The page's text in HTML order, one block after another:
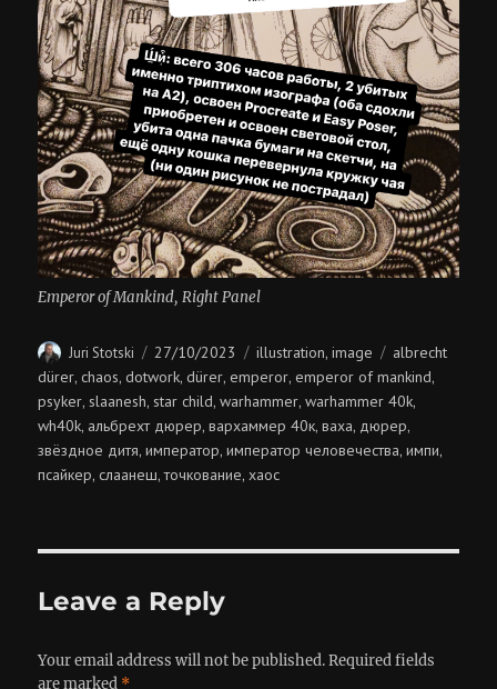
Emperor of Mankind, Right Panel
Author
Juri Stotski
Posted
on
27/10/2023 Categories
illustration,image Tags
albrecht
dürer,chaos,dotwork,dürer,emperor,emperor of mankind,
psyker,slaanesh,star child,warhammer,warhammer 40k,
wh40k, альбрехт дюрер,вархаммер 40к,ваха, дюрер,
звёздное дитя,император,император человечества,импи,
псайкер,слаанеш,точкование,хаос
Leave a Reply
Your email address will not be published. Required fields
are marked *